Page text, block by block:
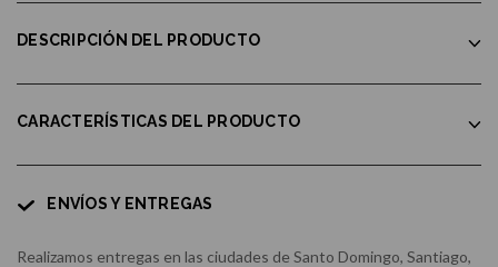
DESCRIPCIÓN DEL PRODUCTO
CARACTERÍSTICAS DEL PRODUCTO
ENVÍOS Y ENTREGAS
Realizamos entregas en las ciudades de Santo Domingo, Santiago,